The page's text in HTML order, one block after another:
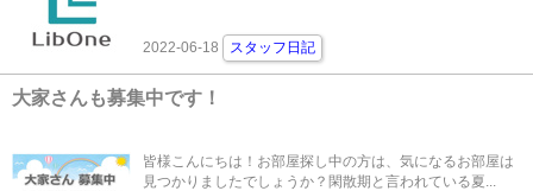
2022-06-18 スタッフ日記
大家さんも募集中です！
皆様こんにちは！お部屋探し中の方は、気になるお部屋は
見つかりましたでしょうか？閑散期と言われている夏...